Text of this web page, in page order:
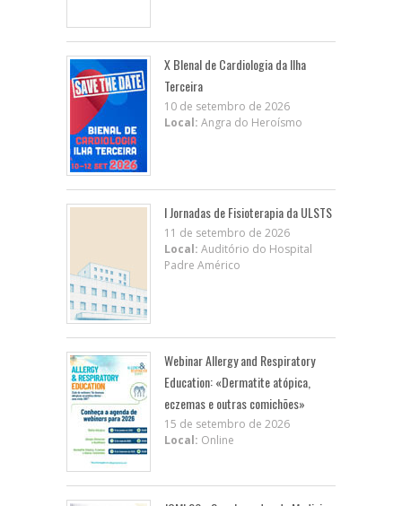
X BIenal de Cardiologia da Ilha
Terceira
10 de setembro de 2026
Local: Angra do Heroísmo
I Jornadas de Fisioterapia da ULSTS
11 de setembro de 2026
Local: Auditório do Hospital
Padre Américo
Webinar Allergy and Respiratory
Education: «Dermatite atópica,
eczemas e outras comichões»
15 de setembro de 2026
Local: Online